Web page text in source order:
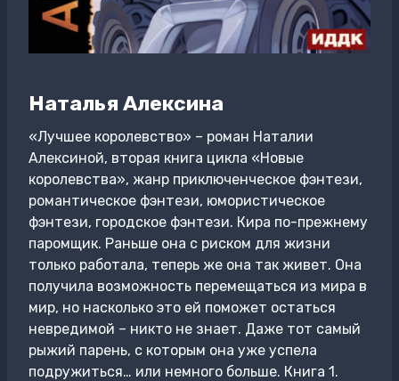
Наталья Алексина
«Лучшее королевство» – роман Наталии
Алексиной, вторая книга цикла «Новые
королевства», жанр приключенческое фэнтези,
романтическое фэнтези, юмористическое
фэнтези, городское фэнтези. Кира по-прежнему
паромщик. Раньше она с риском для жизни
только работала, теперь же она так живет. Она
получила возможность перемещаться из мира в
мир, но насколько это ей поможет остаться
невредимой – никто не знает. Даже тот самый
рыжий парень, с которым она уже успела
подружиться… или немного больше. Книга 1.